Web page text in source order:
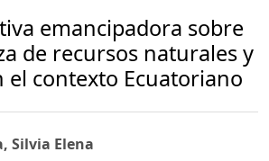
emancipadora sobre
de recursos naturales y
el contexto Ecuatoriano
Silvia Elena